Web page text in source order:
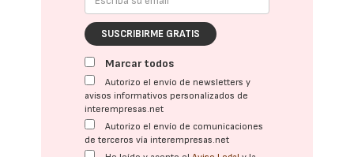
SUSCRIBIRME GRATIS
Marcar todos
Autorizo el envío de newsletters y
avisos informativos personalizados de
interempresas.net
Autorizo el envío de comunicaciones
de terceros vía interempresas.net